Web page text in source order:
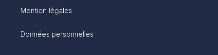
Mention légales
Données personnelles